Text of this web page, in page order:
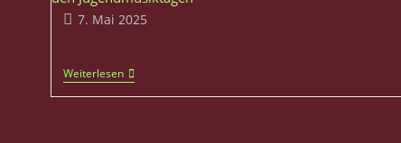
7. Mai 2025
Weiterlesen